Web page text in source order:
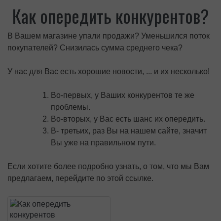
Как опередить конкурентов?
В Вашем магазине упали продажи? Уменьшился поток
покупателей? Снизилась сумма среднего чека?
У нас для Вас есть хорошие новости, ... и их несколько!
Во-первых, у Ваших конкурентов те же
проблемы.
Во-вторых, у Вас есть шанс их опередить.
В- третьих, раз Вы на нашем сайте, значит
Вы уже на правильном пути.
Если хотите более подробно узнать, о том, что мы Вам
предлагаем, перейдите по этой ссылке.